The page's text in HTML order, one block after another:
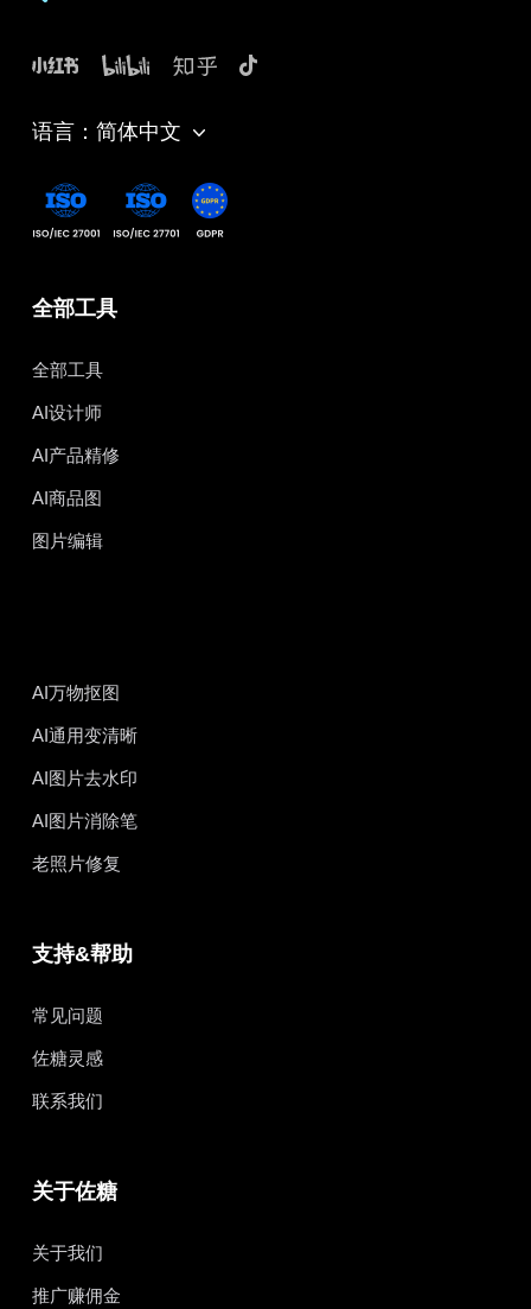
语言：简体中文
全部工具
全部工具
AI设计师
AI产品精修
AI商品图
图片编辑
AI万物抠图
AI通用变清晰
AI图片去水印
AI图片消除笔
老照片修复
支持&帮助
常见问题
佐糖灵感
联系我们
关于佐糖
关于我们
推广赚佣金